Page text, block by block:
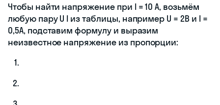
Чтобы найти напряжение при I = 10 A, возьмём
любую пару U I из таблицы, например U = 2В и I =
0,5A, подставим формулу и выразим
неизвестное напряжение из пропорции: